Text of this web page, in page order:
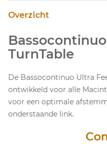
Overzicht
TurnTable
De Bassocontinuo Ultra
ontwikkeld voor alle
voor een optimale
onderstaande link.